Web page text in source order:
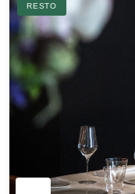
RESTO